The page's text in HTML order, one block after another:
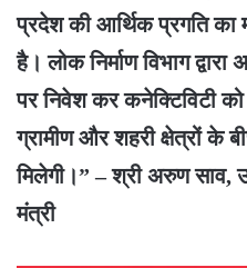
प्रदेश की आर्थिक प्रगति
है। लोक निर्माण विभाग
पर निवेश कर कनेक्टिविटी
ग्रामीण और शहरी क्षेत्रों के
मिलेगी।” – श्री अरुण साव,
मंत्री